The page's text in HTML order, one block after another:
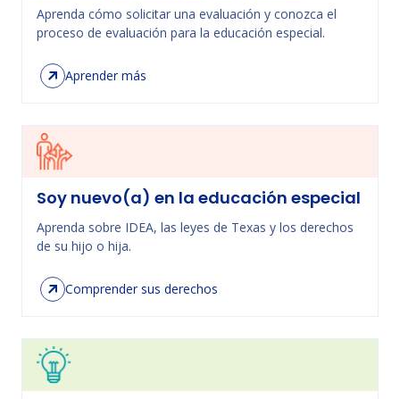
Aprenda cómo solicitar una evaluación y conozca el
proceso de evaluación para la educación especial.
Aprender más
Soy nuevo(a) en la educación especial
Aprenda sobre IDEA, las leyes de Texas y los derechos
de su hijo o hija.
Comprender sus derechos